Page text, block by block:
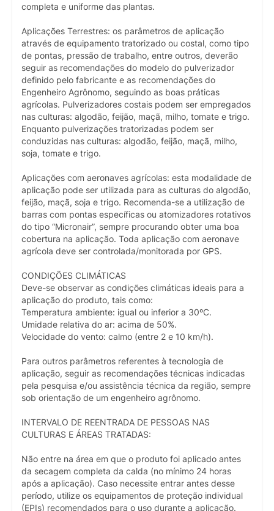
completa e uniforme das plantas.
Aplicações Terrestres: os parâmetros de aplicação
através de equipamento tratorizado ou costal, como tipo
de pontas, pressão de trabalho, entre outros, deverão
seguir as recomendações do modelo do pulverizador
definido pelo fabricante e as recomendações do
Engenheiro Agrônomo, seguindo as boas práticas
agrícolas. Pulverizadores costais podem ser empregados
nas culturas: algodão, feijão, maçã, milho, tomate e trigo.
Enquanto pulverizações tratorizadas podem ser
conduzidas nas culturas: algodão, feijão, maçã, milho,
soja, tomate e trigo.
Aplicações com aeronaves agrícolas: esta modalidade de
aplicação pode ser utilizada para as culturas do algodão,
feijão, maçã, soja e trigo. Recomenda-se a utilização de
barras com pontas específicas ou atomizadores rotativos
do tipo “Micronair”, sempre procurando obter uma boa
cobertura na aplicação. Toda aplicação com aeronave
agrícola deve ser controlada/monitorada por GPS.
CONDIÇÕES CLIMÁTICAS
Deve-se observar as condições climáticas ideais para a
aplicação do produto, tais como:
Temperatura ambiente: igual ou inferior a 30ºC.
Umidade relativa do ar: acima de 50%.
Velocidade do vento: calmo (entre 2 e 10 km/h).
Para outros parâmetros referentes à tecnologia de
aplicação, seguir as recomendações técnicas indicadas
pela pesquisa e/ou assistência técnica da região, sempre
sob orientação de um engenheiro agrônomo.
INTERVALO DE REENTRADA DE PESSOAS NAS
CULTURAS E ÁREAS TRATADAS:
Não entre na área em que o produto foi aplicado antes
da secagem completa da calda (no mínimo 24 horas
após a aplicação). Caso necessite entrar antes desse
período, utilize os equipamentos de proteção individual
(EPIs) recomendados para o uso durante a aplicação.